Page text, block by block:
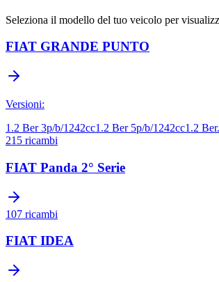
Seleziona il modello del tuo veicolo per
FIAT GRANDE PUNTO
Versioni:
1.2 Ber 3p/b/1242cc1.2 Ber 5p/b/1242cc1.2
215 ricambi
FIAT Panda 2° Serie
107 ricambi
FIAT IDEA